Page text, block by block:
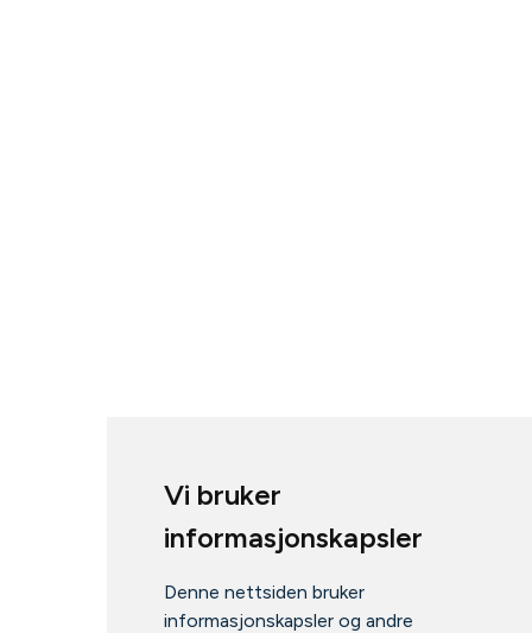
Vi bruker
informasjonskapsler
Denne nettsiden bruker
informasjonskapsler og andre